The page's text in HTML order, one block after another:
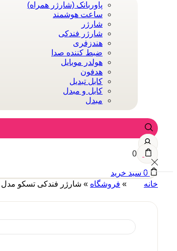
پاوربانک (شارژر همراه)
ساعت هوشمند
شارژر
شارژر فندکی
هندزفری
ضبط کننده صدا
هولدر موبایل
هدفون
کابل تبدیل
کابل و مبدل
مبدل
0
0 سبد خرید
خانه
» فروشگاه » شارژر فندکی تسکو مدل TCG 19 TSCO TCG 19 Car Charger